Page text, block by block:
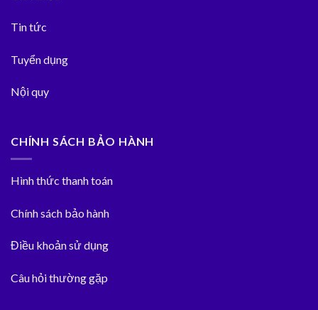
Tin tức
Tuyển dụng
Nội quy
CHÍNH SÁCH BẢO HÀNH
Hình thức thanh toán
Chính sách bảo hành
Điều khoản sử dụng
Câu hỏi thường gặp